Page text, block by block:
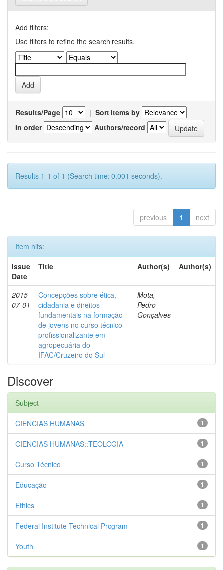
Add filters:
Use filters to refine the search results.
Results/Page | Sort items by
In order
Authors/record
Results 1-1 of 1 (Search time: 0.001 seconds).
previous 1 next
Item hits:
Issue
Date
Title Author(s) Author(s)
2015-
07-01
Concepções sobre ética,
cidadania e direitos
fundamentais na formação
de jovens no curso técnico
profissionalizante em
agropecuária do
IFAC/Cruzeiro do Sul
Mota,
Pedro
Gonçalves
-
Discover
Subject
1
CIENCIAS HUMANAS
1
CIENCIAS HUMANAS::TEOLOGIA
1
Curso Técnico
1
Educação
1
Ethics
1
Federal Institute Technical Program
1
Youth